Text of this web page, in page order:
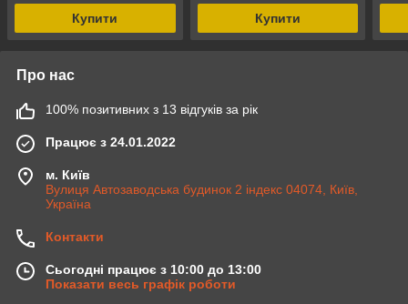
Купити Купити
Про нас
100% позитивних з 13 відгуків за рік
Працює з 24.01.2022
м. Київ
Вулиця Автозаводська будинок 2 індекс 04074, Київ,
Україна
Контакти
Сьогодні працює з 10:00 до 13:00
Показати весь графік роботи